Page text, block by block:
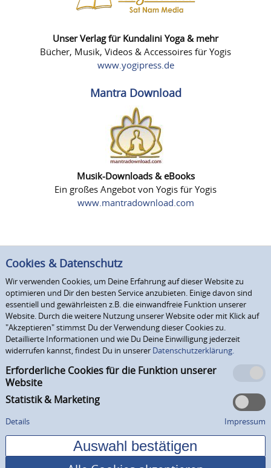
Unser Verlag für Kundalini Yoga & mehr
Bücher, Musik, Videos & Accessoires für Yogis
www.yogipress.de
Mantra Download
Musik-Downloads & eBooks
Ein großes Angebot von Yogis für Yogis
www.mantradownload.com
Cookies & Datenschutz
Wir verwenden Cookies, um Deine Erfahrung auf dieser Website zu
optimieren und Dir den besten Service anzubieten. Einige davon sind
essentiell und gewährleisten z.B. die einwandfreie Funktion unserer
Website. Durch die weitere Nutzung unserer Website oder mit Klick auf
"Akzeptieren" stimmst Du der Verwendung dieser Cookies zu.
Detaillierte Informationen und wie Du Deine Einwilligung jederzeit
widerrufen kannst, findest Du in unserer Datenschutzerklärung.
Erforderliche Cookies für die Funktion unserer
Website
Statistik & Marketing
Details Impressum